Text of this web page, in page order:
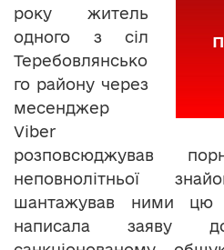
року житель
одного з сіл
Теребовлянсько
го району через
месенджер
Viber
розповсюджував
неповнолітньої
шантажував ними цю
написала заяву